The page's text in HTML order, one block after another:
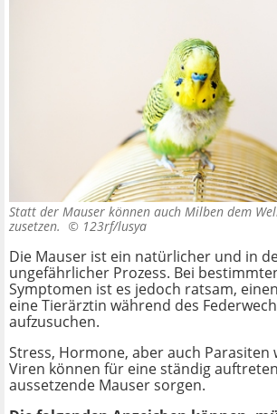
Statt der Mauser können auch Milben dem
zusetzen. © 123rf/lusya
Die Mauser ist ein natürlicher und in
ungefährlicher Prozess. Bei
Symptomen ist es jedoch ratsam,
eine Tierärztin während des
aufzusuchen.
Stress, Hormone, aber auch Parasiten
Viren können für eine ständig
aussetzende Mauser sorgen.